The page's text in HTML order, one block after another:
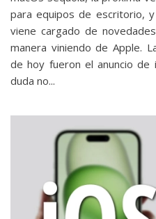
para equipos de escritorio,
viene cargado de
manera viniendo de Apple.
de hoy fueron el anuncio de
duda no...